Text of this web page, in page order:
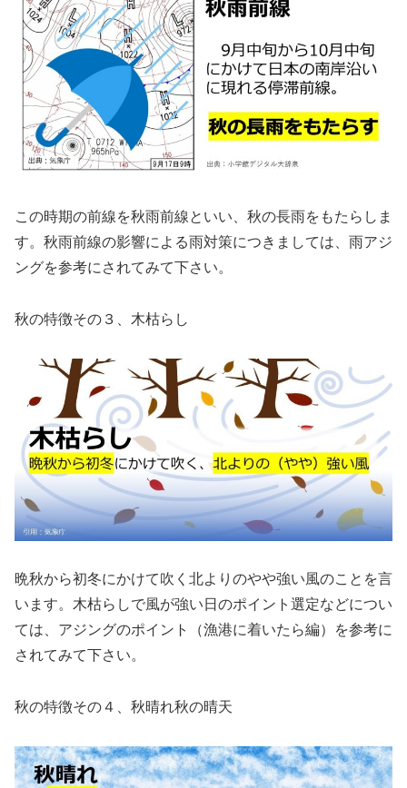
この時期の前線を秋雨前線といい、秋の長雨をもたらしま
す。秋雨前線の影響による雨対策につきましては、雨アジ
ングを参考にされてみて下さい。
秋の特徴その３、木枯らし
晩秋から初冬にかけて吹く北よりのやや強い風のことを言
います。木枯らしで風が強い日のポイント選定などについ
ては、アジングのポイント（漁港に着いたら編）を参考に
されてみて下さい。
秋の特徴その４、秋晴れ秋の晴天